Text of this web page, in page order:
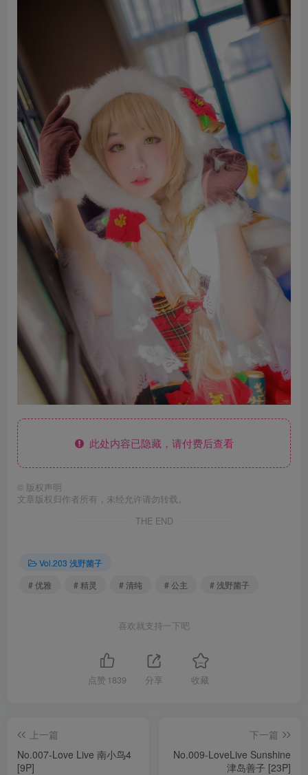
此处内容已隐藏，请付费后查看
© 版权声明
文章版权归作者所有，未经允许请勿转载。
THE END
Vol.203 浅野菌子
# 优雅
# 精灵 # 清纯 # 公主 # 浅野菌子
喜欢就支持一下吧
点赞 1839 分享 收藏
上一篇
No.007-Love Live 南小鸟4
[9P]
下一篇
No.009-LoveLive Sunshine
津岛善子 [23P]